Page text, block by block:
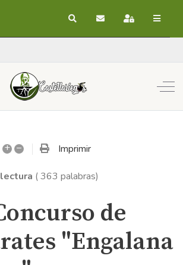
BuscarSuscribirse a las
Registrarse
+ – Imprimir
( 363 palabras)
de
"Engalana